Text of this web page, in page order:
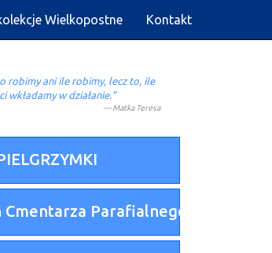
Wielkopostne Kontakt
robimy ani ile robimy, lecz to, ile
wkładamy w działanie.”
Matka Teresa
Cmentarza Parafialnego